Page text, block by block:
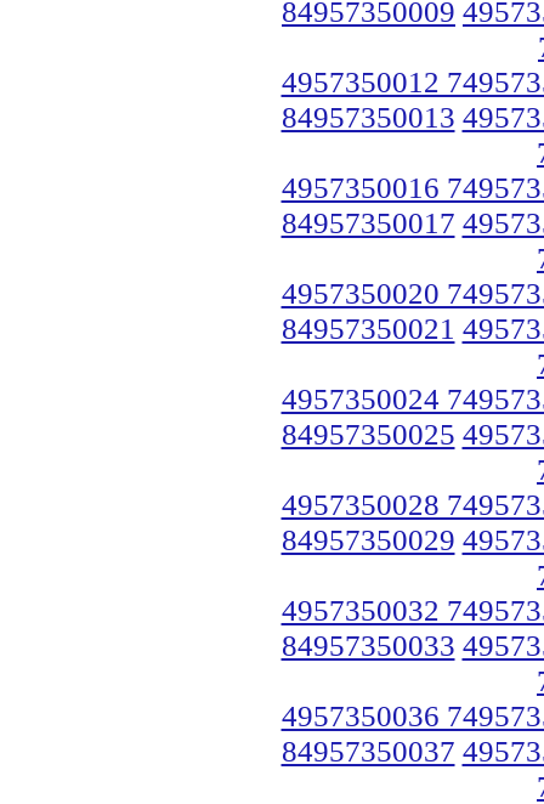
84957350009
4957350012
84957350013
4957350016
84957350017
4957350020
84957350021
4957350024
84957350025
4957350028
84957350029
4957350032
84957350033
4957350036
84957350037